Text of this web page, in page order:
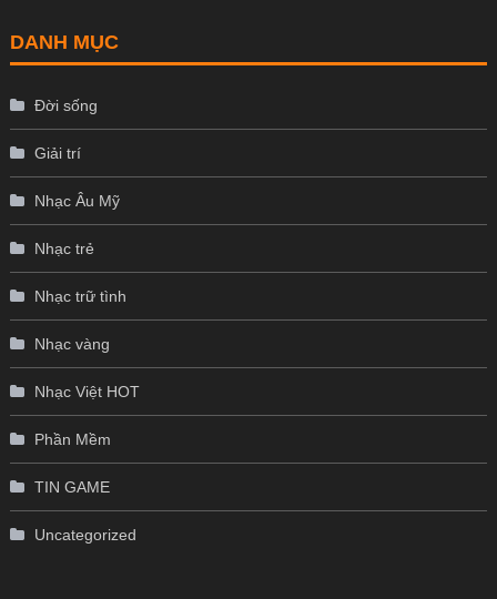
DANH MỤC
Đời sống
Giải trí
Nhạc Âu Mỹ
Nhạc trẻ
Nhạc trữ tình
Nhạc vàng
Nhạc Việt HOT
Phần Mềm
TIN GAME
Uncategorized